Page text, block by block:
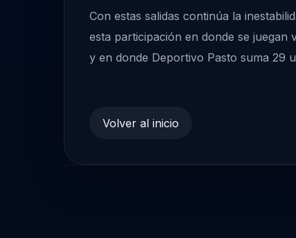
Con estas salidas continúa la
esta participación en donde se
y en donde Deportivo Pasto suma 29
Volver al inicio